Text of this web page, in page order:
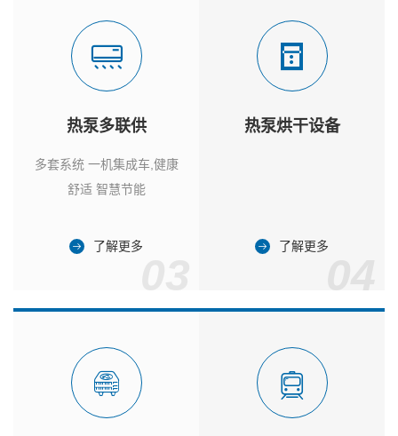
热泵多联供
多套系统 一机集成车,健康
舒适 智慧节能
了解更多
热泵烘干设备
了解更多